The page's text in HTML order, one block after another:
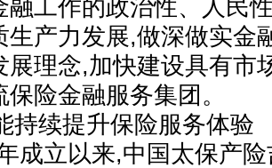
融工作的政治性、人民
生产力发展,做深做实金
展理念,加快建设具有市
险金融服务集团。
持续提升保险服务体验
成立以来,中国太保产